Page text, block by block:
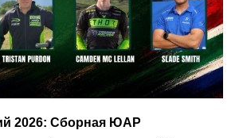
2026: Сборная ЮАР